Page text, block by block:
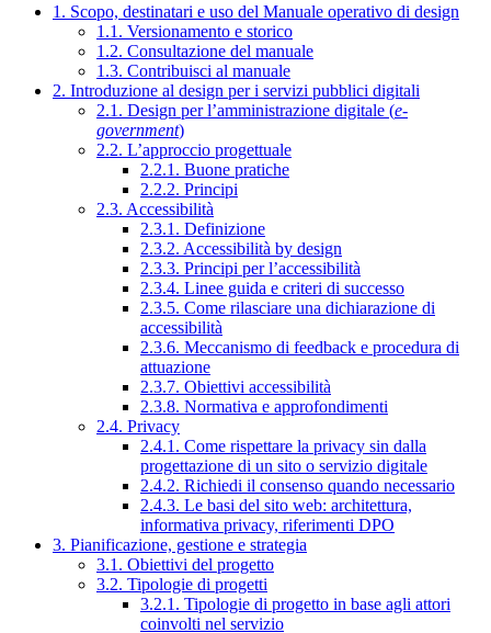
1. Scopo, destinatari e uso del Manuale operativo di design
1.1. Versionamento e storico
1.2. Consultazione del manuale
1.3. Contribuisci al manuale
2. Introduzione al design per i servizi pubblici digitali
2.1. Design per l’amministrazione digitale (e-
government)
2.2. L’approccio progettuale
2.2.1. Buone pratiche
2.2.2. Principi
2.3. Accessibilità
2.3.1. Definizione
2.3.2. Accessibilità by design
2.3.3. Principi per l’accessibilità
2.3.4. Linee guida e criteri di successo
2.3.5. Come rilasciare una dichiarazione di
accessibilità
2.3.6. Meccanismo di feedback e procedura di
attuazione
2.3.7. Obiettivi accessibilità
2.3.8. Normativa e approfondimenti
2.4. Privacy
2.4.1. Come rispettare la privacy sin dalla
progettazione di un sito o servizio digitale
2.4.2. Richiedi il consenso quando necessario
2.4.3. Le basi del sito web: architettura,
informativa privacy, riferimenti DPO
3. Pianificazione, gestione e strategia
3.1. Obiettivi del progetto
3.2. Tipologie di progetti
3.2.1. Tipologie di progetto in base agli attori
coinvolti nel servizio